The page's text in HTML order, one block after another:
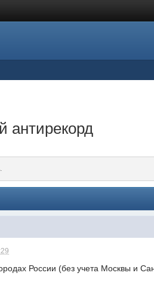
антирекорд
России (без учета Москвы и